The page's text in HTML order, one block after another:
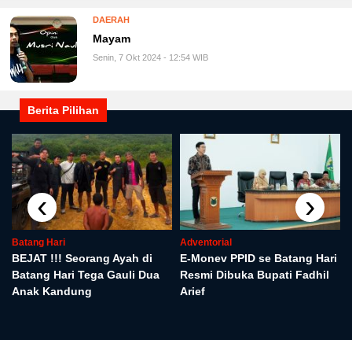
DAERAH
Mayam
Senin, 7 Okt 2024 - 12:54 WIB
Berita Pilihan
Batang Hari
BEJAT !!! Seorang Ayah di
Batang Hari Tega Gauli Dua
Anak Kandung
Adventorial
E-Monev PPID se Batang Hari
Resmi Dibuka Bupati Fadhil
Arief
‹ ›